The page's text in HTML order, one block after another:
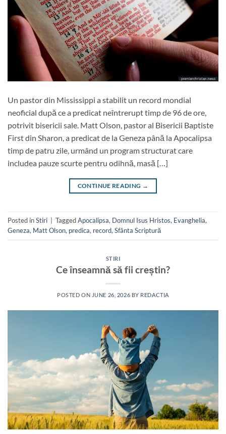
Un pastor din Mississippi a stabilit un record mondial
neoficial după ce a predicat neîntrerupt timp de 96 de ore,
potrivit bisericii sale. Matt Olson, pastor al Bisericii Baptiste
First din Sharon, a predicat de la Geneza până la Apocalipsa
timp de patru zile, urmând un program structurat care
includea pauze scurte pentru odihnă, masă […]
CONTINUE READING →
Posted inStiri TaggedApocalipsa, Domnul Isus Hristos, Evanghelia,
Geneza, Matt Olson, predica, record, Sfânta Scriptură
STIRI
Ce înseamnă să fii creștin?
POSTED ON JUNE 26, 2026 BY REDACTIA